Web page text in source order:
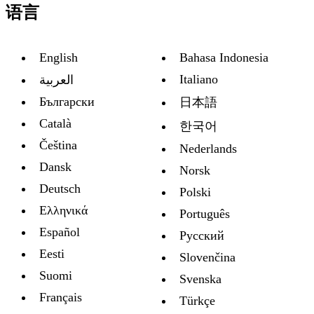
语言
English
العربية
Български
Català
Čeština
Dansk
Deutsch
Ελληνικά
Español
Eesti
Suomi
Français
Bahasa Indonesia
Italiano
日本語
한국어
Nederlands
Norsk
Polski
Português
Русский
Slovenčina
Svenska
Türkçe